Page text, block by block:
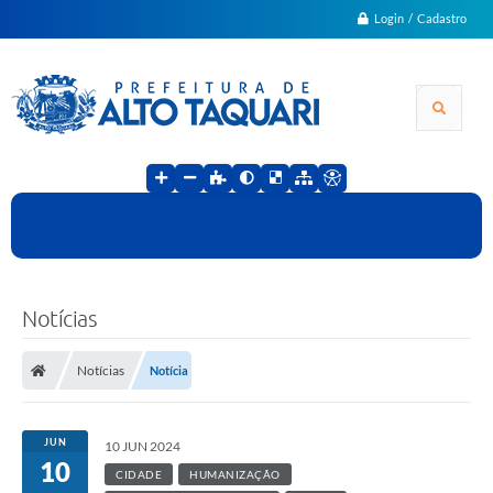
Login / Cadastro
Notícias
Notícias Notícia
JUN
10
10 JUN 2024
CIDADE HUMANIZAÇÃO